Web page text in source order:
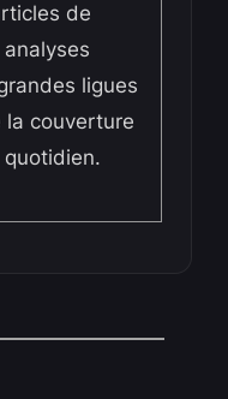
de
ligues
la couverture
quotidien.